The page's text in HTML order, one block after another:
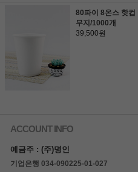
80파이 8온스 핫컵
무지/1000개
39,500원
ACCOUNT INFO
예금주 : (주)명인
기업은행 034-090225-01-027